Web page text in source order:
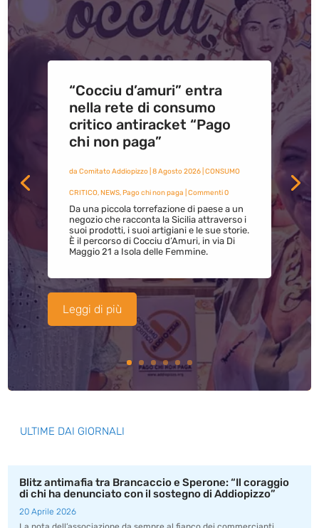
“Cocciu d’amuri” entra
nella rete di consumo
critico antiracket “Pago
chi non paga”
da Comitato Addiopizzo| 8 Agosto 2026| CONSUMO
CRITICO,NEWS,Pago chi non paga | Commenti 0
Da una piccola torrefazione di paese a un
negozio che racconta la Sicilia attraverso i
suoi prodotti, i suoi artigiani e le sue storie.
È il percorso di Cocciu d’Amuri, in via Di
Maggio 21 a Isola delle Femmine.
Leggi di più
ULTIME DAI GIORNALI
Blitz antimafia tra Brancaccio e Sperone: “Il coraggio
di chi ha denunciato con il sostegno di Addiopizzo”
20 Aprile 2026